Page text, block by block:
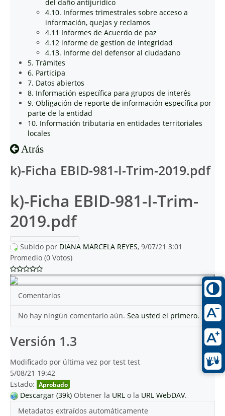
del daño antijurídico
4.10. Informes trimestrales sobre acceso a
información, quejas y reclamos
4.11 Informes de Acuerdo de paz
4.12 informe de gestion de integridad
4.13. Informe del defensor al ciudadano
5. Trámites
6. Participa
7. Datos abiertos
8. Información específica para grupos de interés
9. Obligación de reporte de información específica por
parte de la entidad
10. Información tributaria en entidades territoriales
locales
Atrás
k)-Ficha EBID-981-I-Trim-2019.pdf
k)-Ficha EBID-981-I-Trim-
2019.pdf
Subido por DIANA MARCELA REYES, 9/07/21 3:01
Promedio (0 Votos)
Comentarios
No hay ningún comentario aún. Sea usted el primero.
Versión 1.3
Modificado por última vez por test test
5/08/21 19:42
Estado: Aprobado
Descargar (39k) Obtener la URL o la URL WebDAV.
Metadatos extraídos automáticamente